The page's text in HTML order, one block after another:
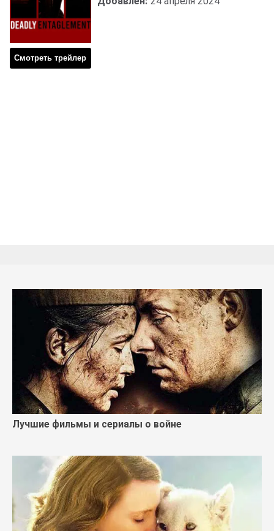
Смотреть трейлер
Лучшие фильмы и сериалы о войне